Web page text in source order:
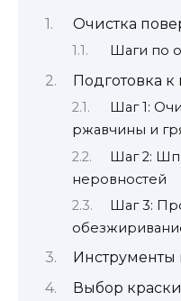
Очистка
Шаги по
Подготовка к
Шаг 1:
ржавчины и
Шаг 2:
неровностей
Шаг 3:
Выбор краски